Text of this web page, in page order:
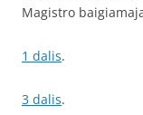
Magistro
1 dalis.
3 dalis.